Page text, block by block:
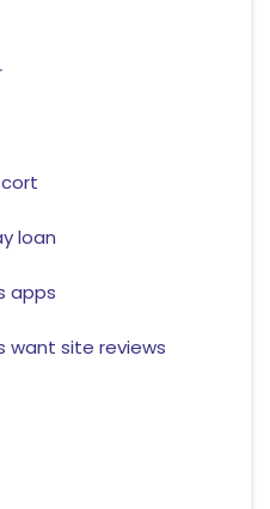
loan
apps
want site reviews